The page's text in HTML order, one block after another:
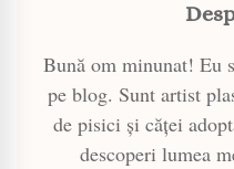
Bună om minunat! Eu
pe blog. Sunt artist
de pisici și căței
descoperi lumea